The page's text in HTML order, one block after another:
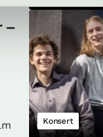
–
Konsert